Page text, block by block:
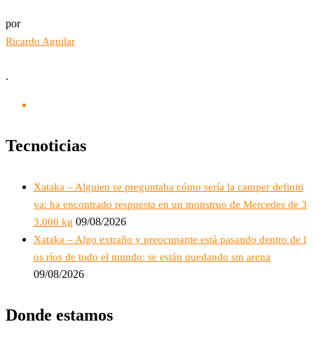
por
Ricardo Aguilar
.
Tecnoticias
Xataka – Alguien se preguntaba cómo sería la camper definiti
va: ha encontrado respuesta en un monstruo de Mercedes de 3
3.000 kg 09/08/2026
Xataka – Algo extraño y preocupante está pasando dentro de l
os ríos de todo el mundo: se están quedando sin arena
09/08/2026
Donde estamos